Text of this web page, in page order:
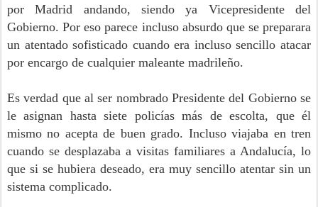
por Madrid andando, siendo ya Vicepresidente del
Gobierno. Por eso parece incluso absurdo que se preparara
un atentado sofisticado cuando era incluso sencillo atacar
por encargo de cualquier maleante madrileño.
Es verdad que al ser nombrado Presidente del Gobierno se
le asignan hasta siete policías más de escolta, que él
mismo no acepta de buen grado. Incluso viajaba en tren
cuando se desplazaba a visitas familiares a Andalucía, lo
que si se hubiera deseado, era muy sencillo atentar sin un
sistema complicado.